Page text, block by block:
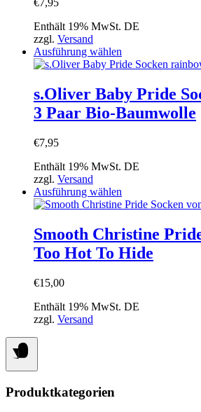
der
werden
€7,95
Enthält 19% MwSt. DE
zzgl. Versand
Ausführung wählen
Produkt
mehrere
Varianten
auf.
auf
gewählt
s.Oliver Baby Pride
3 Paar Bio-Baumwolle
€7,95
Enthält 19% MwSt. DE
zzgl. Versand
Ausführung wählen
Produkt
mehrere
Varianten
auf.
auf
Smooth Christine
Too Hot To Hide
€15,00
Enthält 19% MwSt. DE
zzgl. Versand
Produktkategorien